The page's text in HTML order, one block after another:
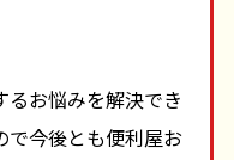
お悩みを解決でき
で今後とも便利屋お